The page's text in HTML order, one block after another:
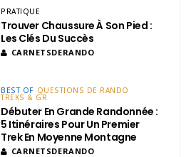
PRATIQUE
Trouver Chaussure À Son Pied :
Les Clés Du Succès
CARNETSDERANDO
BEST OF QUESTIONS DE RANDO
TREKS & GR
Débuter En Grande Randonnée :
5 Itinéraires Pour Un Premier
Trek En Moyenne Montagne
CARNETSDERANDO